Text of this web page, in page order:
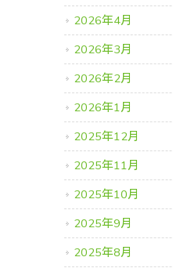
2026年4月
2026年3月
2026年2月
2026年1月
2025年12月
2025年11月
2025年10月
2025年9月
2025年8月